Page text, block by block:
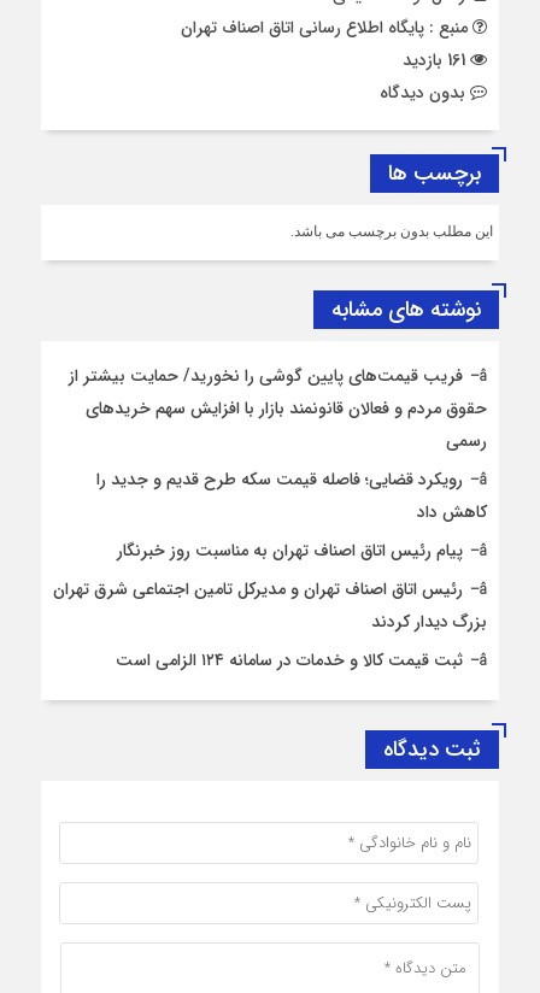
منبع : پایگاه اطلاع رسانی اتاق اصناف تهران
بدون دیدگاه
برچسب ها
این مطلب بدون برچسب می باشد.
نوشته های مشابه
فریب قیمت‌های پایین گوشی را نخورید/ حمایت بیشتر از
حقوق مردم و فعالان قانونمند بازار با افزایش سهم خریدهای
رسمی
رویکرد قضایی؛ فاصله قیمت سکه طرح قدیم و جدید را
کاهش داد
پیام رئیس اتاق اصناف تهران به مناسبت روز خبرنگار
رئیس اتاق اصناف تهران و مدیرکل تامین اجتماعی شرق تهران
بزرگ دیدار کردند
ثبت قیمت کالا و خدمات در سامانه ۱۲۴ الزامی است
ثبت دیدگاه